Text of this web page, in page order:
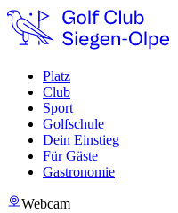
Platz
Club
Sport
Golfschule
Dein Einstieg
Für Gäste
Gastronomie
Webcam